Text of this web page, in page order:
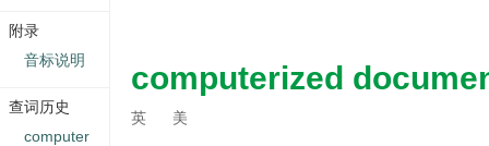
computerized
英 美
附录
音标说明
查词历史
computer